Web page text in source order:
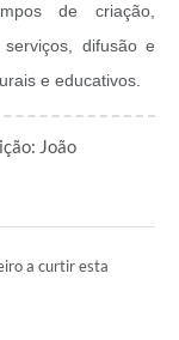
de criação,
difusão e
e educativos.
João
a curtir esta